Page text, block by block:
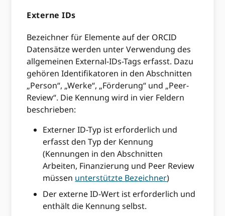
Externe IDs
Bezeichner für Elemente auf der ORCID
Datensätze werden unter Verwendung des
allgemeinen External-IDs-Tags erfasst. Dazu
gehören Identifikatoren in den Abschnitten
„Person“, „Werke“, „Förderung“ und „Peer-
Review“. Die Kennung wird in vier Feldern
beschrieben:
Externer ID-Typ ist erforderlich und
erfasst den Typ der Kennung
(Kennungen in den Abschnitten
Arbeiten, Finanzierung und Peer Review
müssen unterstützte Bezeichner)
Der externe ID-Wert ist erforderlich und
enthält die Kennung selbst.